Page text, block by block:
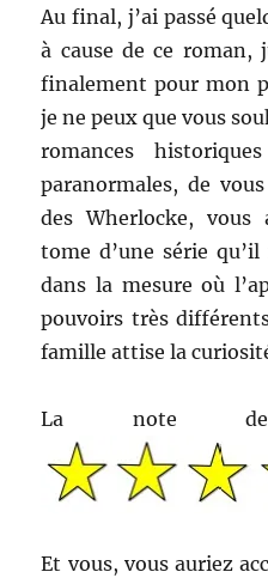
Au final, j’ai passé
à cause de ce
finalement pour mon
je ne peux que vous
romances
paranormales, de
des Wherlocke, vous
tome d’une série
dans la mesure où
pouvoirs très
famille attise la
La note
Et vous, vous auriez